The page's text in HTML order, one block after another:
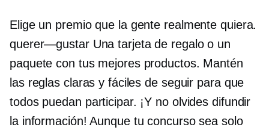
Elige un premio que la gente realmente quiera.
querer—gustarUna tarjeta de regalo o un
paquete con tus mejores productos. Mantén
las reglas claras y fáciles de seguir para que
todos puedan participar. ¡Y no olvides difundir
la información! Aunque tu concurso sea solo